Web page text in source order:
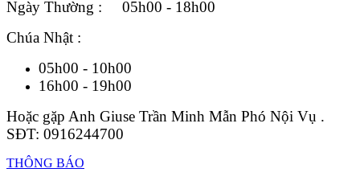
Ngày Thường : 05h00 - 18h00
Chúa Nhật :
05h00 - 10h00
16h00 - 19h00
Hoặc gặp Anh Giuse Trần Minh Mẫn Phó Nội Vụ .
SĐT: 0916244700
THÔNG BÁO